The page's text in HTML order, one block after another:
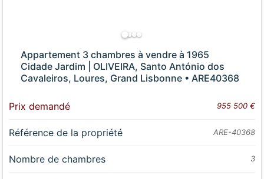
Appartement 3 chambres à vendre à 1965
Cidade Jardim | OLIVEIRA, Santo António dos
Cavaleiros, Loures, Grand Lisbonne • ARE40368
Prix demandé 955 500 €
Référence de la propriété ARE-40368
Nombre de chambres 3